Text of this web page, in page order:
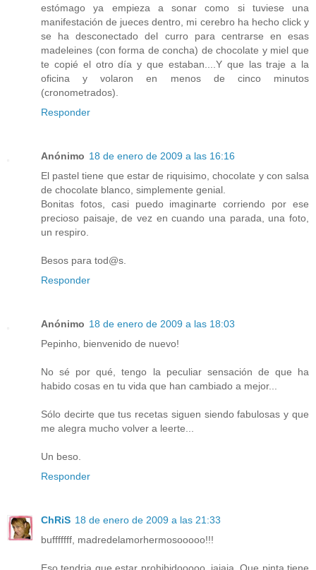
estómago ya empieza a sonar como si tuviese una
manifestación de jueces dentro, mi cerebro ha hecho click y
se ha desconectado del curro para centrarse en esas
madeleines (con forma de concha) de chocolate y miel que
te copié el otro día y que estaban....Y que las traje a la
oficina y volaron en menos de cinco minutos
(cronometrados).
Responder
Anónimo 18 de enero de 2009 a las 16:16
El pastel tiene que estar de riquisimo, chocolate y con salsa
de chocolate blanco, simplemente genial.
Bonitas fotos, casi puedo imaginarte corriendo por ese
precioso paisaje, de vez en cuando una parada, una foto,
un respiro.
Besos para tod@s.
Responder
Anónimo 18 de enero de 2009 a las 18:03
Pepinho, bienvenido de nuevo!
No sé por qué, tengo la peculiar sensación de que ha
habido cosas en tu vida que han cambiado a mejor...
Sólo decirte que tus recetas siguen siendo fabulosas y que
me alegra mucho volver a leerte...
Un beso.
Responder
ChRiS 18 de enero de 2009 a las 21:33
bufffffff, madredelamorhermosooooo!!!